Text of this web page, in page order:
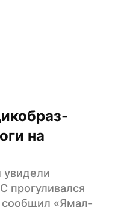
на
увидели
прогуливался
сообщил «Ямал-